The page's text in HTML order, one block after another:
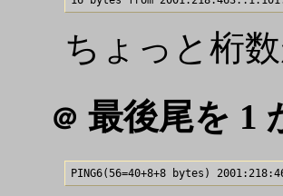
ちょっと桁
＠ 最後尾を 1